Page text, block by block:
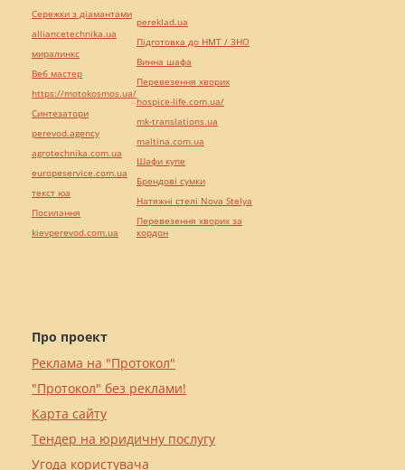
Про проект
Реклама на "Протокол"
"Протокол" без реклами!
Карта сайту
Тендер на юридичну послугу
Угода користувача
Сережки з діамантами
alliancetechnika.ua
миралинкс
Веб мастер
https://motokosmos.ua/
Синтезатори
perevod.agency
agrotechnika.com.ua
europeservice.com.ua
текст юа
Посилання
kievperevod.com.ua
pereklad.ua
Підготовка до НМТ / ЗНО
Винна шафа
Перевезення хворих
hospice-life.com.ua/
mk-translations.ua
maltina.com.ua
Шафи купе
Брендові сумки
Натяжні стелі Nova Stelya
Перевезення хворих за
кордон